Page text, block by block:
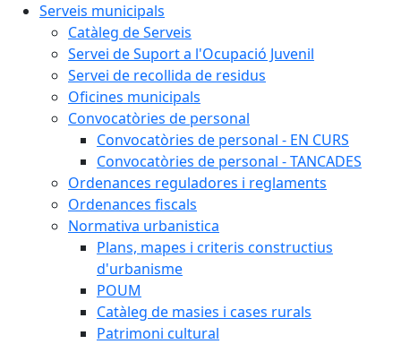
Serveis municipals
Catàleg de Serveis
Servei de Suport a l'Ocupació Juvenil
Servei de recollida de residus
Oficines municipals
Convocatòries de personal
Convocatòries de personal - EN CURS
Convocatòries de personal - TANCADES
Ordenances reguladores i reglaments
Ordenances fiscals
Normativa urbanistica
Plans, mapes i criteris constructius
d'urbanisme
POUM
Catàleg de masies i cases rurals
Patrimoni cultural